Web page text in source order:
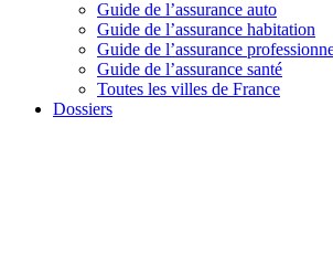
Guide de l’assurance auto
Guide de l’assurance habitation
Guide de l’assurance
Guide de l’assurance santé
Toutes les villes de France
Dossiers